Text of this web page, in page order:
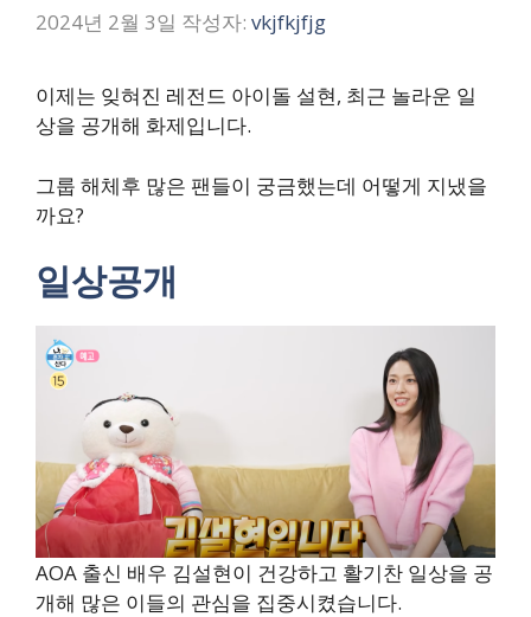
2024년 2월 3일 작성자: vkjfkjfjg
이제는 잊혀진 레전드 아이돌 설현, 최근 놀라운 일
상을 공개해 화제입니다.
그룹 해체후 많은 팬들이 궁금했는데 어떻게 지냈을
까요?
일상공개
AOA 출신 배우 김설현이 건강하고 활기찬 일상을 공
개해 많은 이들의 관심을 집중시켰습니다.